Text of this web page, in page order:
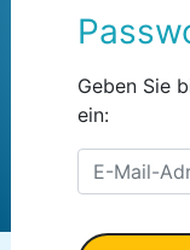
Geben Sie
ein:
E-Mail-